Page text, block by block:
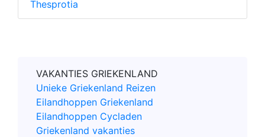
Thesprotia
VAKANTIES GRIEKENLAND
Unieke Griekenland Reizen
Eilandhoppen Griekenland
Eilandhoppen Cycladen
Griekenland vakanties